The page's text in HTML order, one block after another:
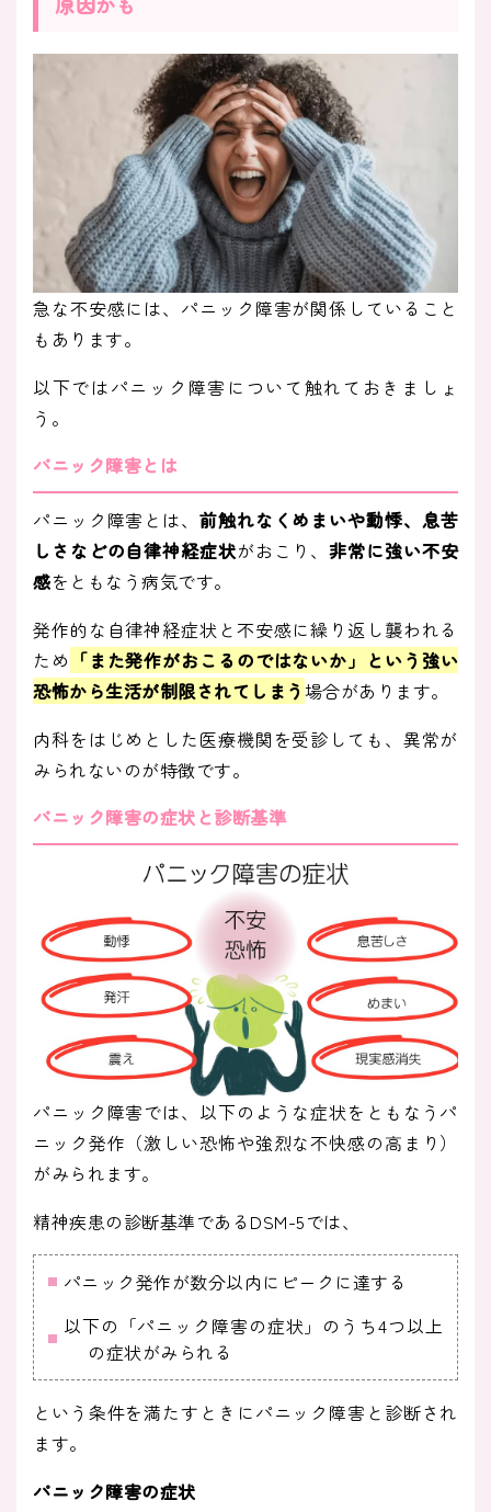
急な不安感には、パニック障害が関係していること
もあります。
以下ではパニック障害について触れておきましょ
う。
パニック障害とは
パニック障害とは、 前触れなくめまいや動悸、息苦
しさなどの自律神経症状がおこり、非常に強い不安
感をともなう病気です。
発作的な自律神経症状と不安感に繰り返し襲われる
ため 「また発作がおこるのではないか」という強い
恐怖から生活が制限されてしまう 場合があります。
内科をはじめとした医療機関を受診しても、異常が
みられないのが特徴です。
パニック障害の症状と診断基準
パニック障害では、以下のような症状をともなうパ
ニック発作（激しい恐怖や強烈な不快感の高まり）
がみられます。
精神疾患の診断基準であるDSM-5では、
パニック発作が数分以内にピークに達する
以下の「パニック障害の症状」のうち4つ以上
の症状がみられる
という条件を満たすときにパニック障害と診断され
ます。
パニック障害の症状